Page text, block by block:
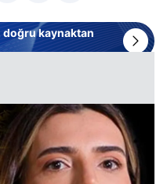
doğru kaynaktan